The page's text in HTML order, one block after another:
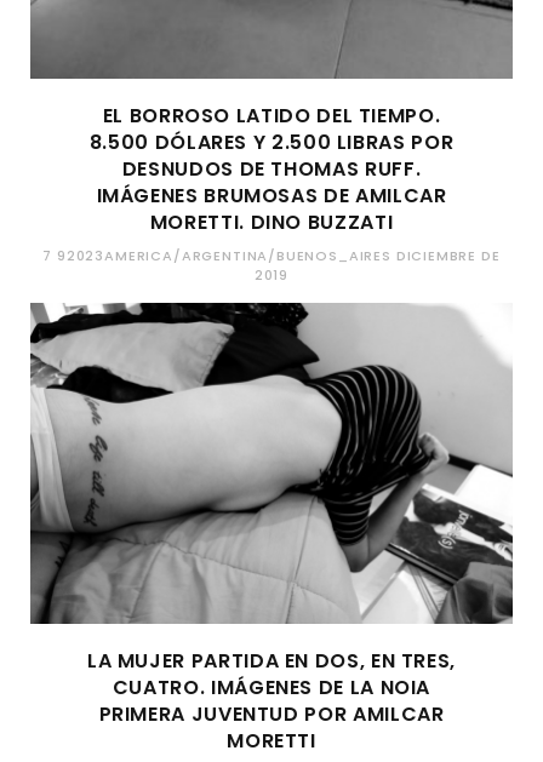
EL BORROSO LATIDO DEL TIEMPO.
8.500 DÓLARES Y 2.500 LIBRAS POR
DESNUDOS DE THOMAS RUFF.
IMÁGENES BRUMOSAS DE AMILCAR
MORETTI. DINO BUZZATI
7 92023AMERICA/ARGENTINA/BUENOS_AIRES DICIEMBRE DE
2019
LA MUJER PARTIDA EN DOS, EN TRES,
CUATRO. IMÁGENES DE LA NOIA
PRIMERA JUVENTUD POR AMILCAR
MORETTI